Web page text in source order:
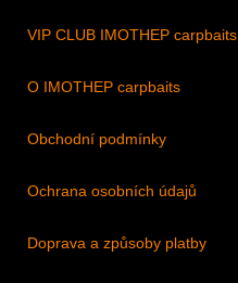
VIP CLUB IMOTHEP carpbaits
O IMOTHEP carpbaits
Obchodní podmínky
Ochrana osobních údajů
Doprava a způsoby platby